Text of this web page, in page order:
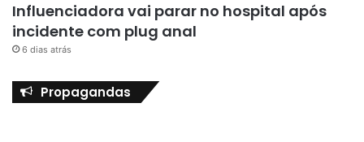
Influenciadora vai parar no hospital após
incidente com plug anal
6 dias atrás
Propagandas